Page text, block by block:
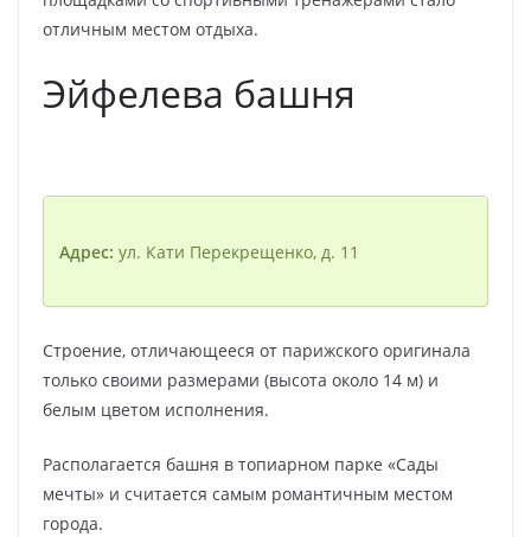
отличным местом отдыха.
Эйфелева башня
Адрес: ул. Кати Перекрещенко, д. 11
Строение, отличающееся от парижского оригинала
только своими размерами (высота около 14 м) и
белым цветом исполнения.
Располагается башня в топиарном пaрке «Сaды
мeчты» и считается самым романтичным местом
города.